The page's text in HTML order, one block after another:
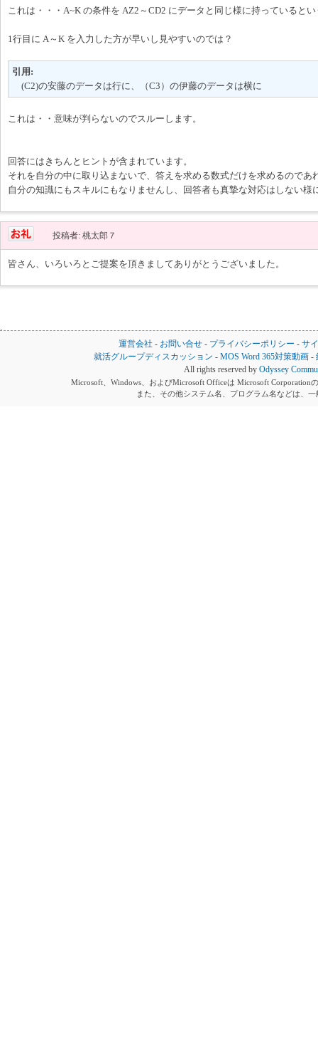
これは・・・A~K の条件を AZ2～CD2 にデータと同じ様に持っていると
1行目に A～K を入力した方が早いし見やすいのでは？
引用:
(C2)の安藤のデータは行に、（C3）の伊藤のデータは横に
これは・・意味が判らないのでスルーします。
回答にはきちんとヒントが含まれています。
それを自分の中に取り込まないで、答えを求める数式だけを求めるのであ
自分の知識にもスキルにもなりませんし、回答者も真摯な対応はしない様
投稿者: 桃太郎７
皆さん、いろいろとご提案を頂きましてありがとうございました。
運営会社 - お問い合せ - プライバシーポリシー - サ
就活グループディスカッション -MOS Word 365対策動画 -
All rights reserved by Odyssey
Microsoft、Windows、およびMicrosoft Officeは Microsoft Corporation
また、その他システム名、プログラム名などは、